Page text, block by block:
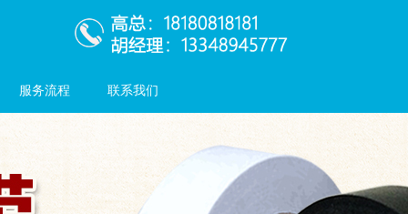
服务流程 联系我们